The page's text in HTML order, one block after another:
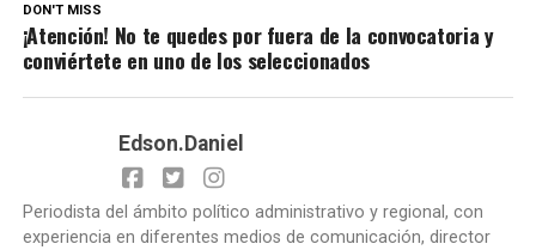
DON'T MISS
¡Atención! No te quedes por fuera de la convocatoria y
conviértete en uno de los seleccionados
Edson.Daniel
Periodista del ámbito político administrativo y regional, con
experiencia en diferentes medios de comunicación, director